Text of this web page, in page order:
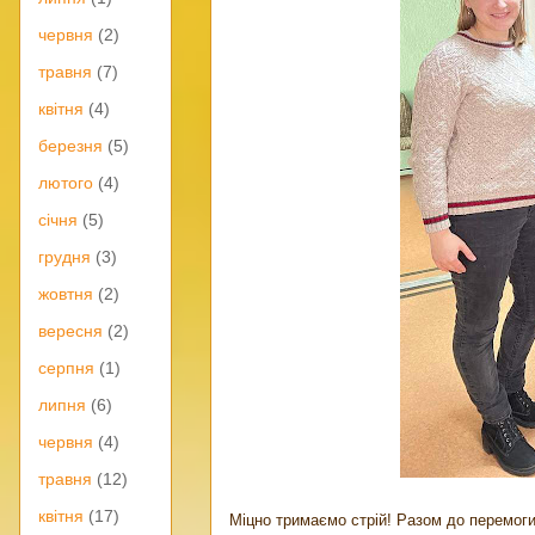
Міцно тримаємо стрій! Разом до
червня (2)
травня (7)
квітня (4)
березня (5)
лютого (4)
січня (5)
грудня (3)
жовтня (2)
вересня (2)
серпня (1)
липня (6)
червня (4)
травня (12)
квітня (17)